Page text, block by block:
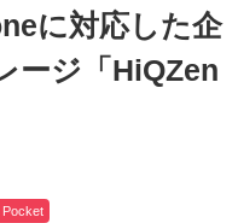
に対応した企
ージ「HiQZen
Pocket